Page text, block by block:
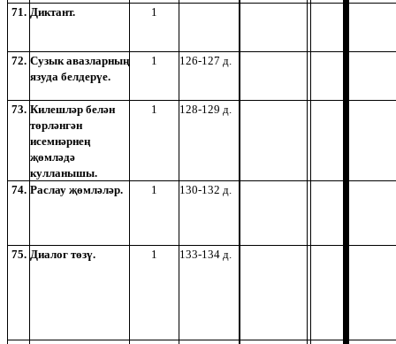
71. Диктант. 1
72. Сузык авазларның
язуда белдерүе.
1 126-127 д.
73. Килешләр белән
төрләнгән
исемнәрнең
җөмләдә
кулланышы.
1 128-129 д.
74. Раслау җөмләләр. 1 130-132 д.
75. Диалог төзү. 1 133-134 д.